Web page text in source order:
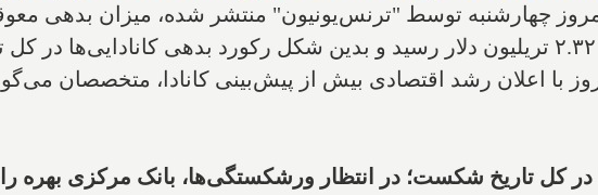
چهارشنبه توسط "ترنس‌یونیون" منتشر شده، میزان بدهی معوقی
با اعلان رشد اقتصادی بیش از پیش‌بینی کانادا، متخصصان
در کل تاریخ شکست؛ در انتظار ورشکستگی‌ها، بانک مرکزی بهره را